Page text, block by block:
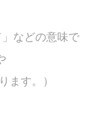
」などの意味で
ます。）